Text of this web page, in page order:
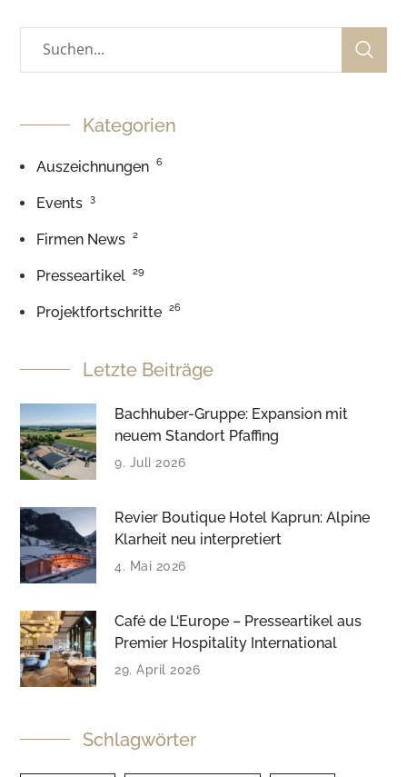
Kategorien
Auszeichnungen 6
Events 3
Firmen News 2
Presseartikel 29
Projektfortschritte 26
Letzte Beiträge
Bachhuber-Gruppe: Expansion mit
neuem Standort Pfaffing
9. Juli 2026
Revier Boutique Hotel Kaprun: Alpine
Klarheit neu interpretiert
4. Mai 2026
Café de L‘Europe – Presseartikel aus
Premier Hospitality International
29. April 2026
Schlagwörter